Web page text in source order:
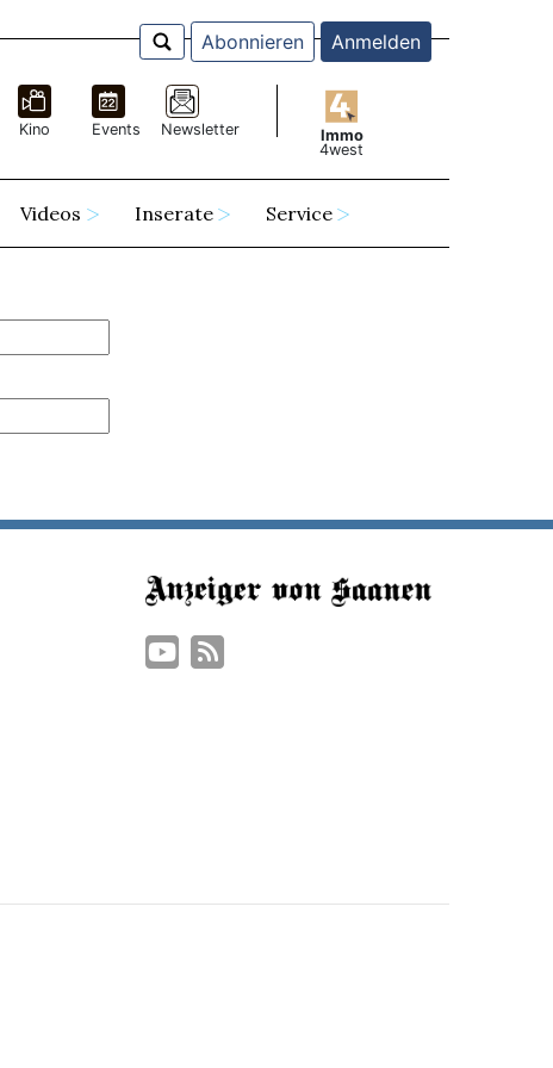
Abonnieren Anmelden
Kino Events Newsletter
Immo
4west
Videos Inserate Service